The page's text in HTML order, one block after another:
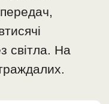
світла. На